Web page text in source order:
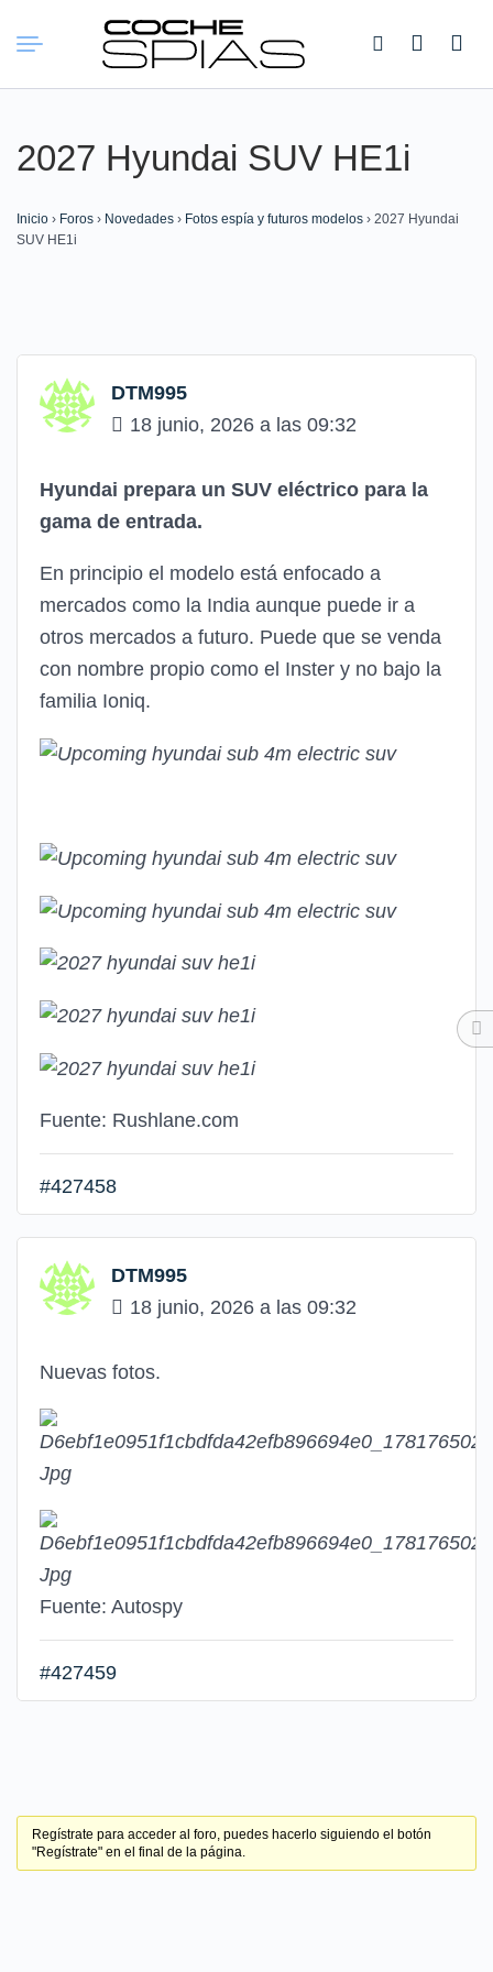
Buscar:
2027 Hyundai SUV HE1i
Inicio › Foros › Novedades › Fotos espía y futuros modelos › 2027 Hyundai
SUV HE1i
DTM995
18 junio, 2026 a las 09:32
Hyundai prepara un SUV eléctrico para la
gama de entrada.
En principio el modelo está enfocado a
mercados como la India aunque puede ir a
otros mercados a futuro. Puede que se venda
con nombre propio como el Inster y no bajo la
familia Ioniq.
Fuente: Rushlane.com
#427458
DTM995
18 junio, 2026 a las 09:32
Nuevas fotos.
Fuente: Autospy
#427459
Regístrate para acceder al foro, puedes hacerlo siguiendo el botón
"Regístrate" en el final de la página.